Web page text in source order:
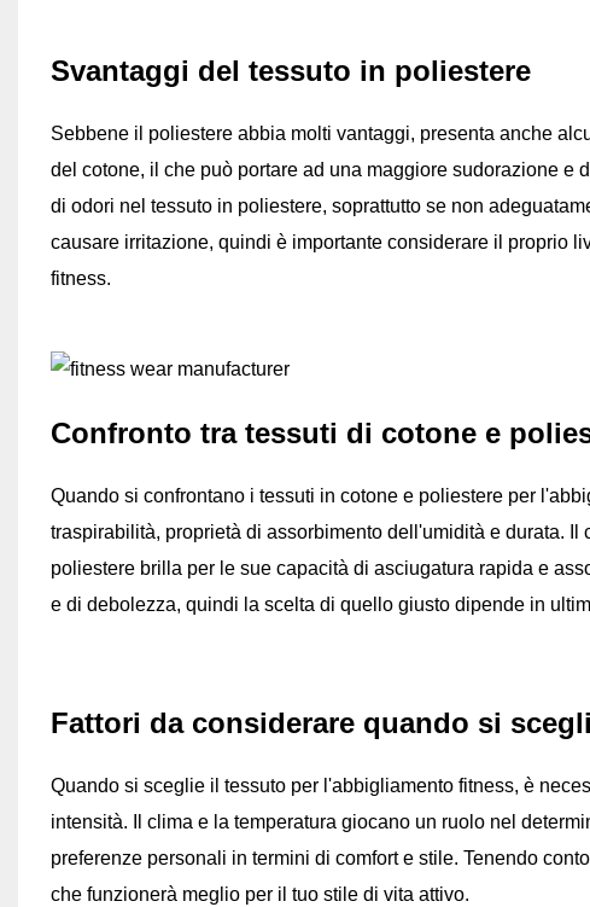
Svantaggi del tessuto in poliestere
Sebbene il poliestere abbia molti vantaggi, presenta anche
del cotone, il che può portare ad una maggiore sudorazione
di odori nel tessuto in poliestere, soprattutto se non
causare irritazione, quindi è importante considerare il proprio
fitness.
Confronto tra tessuti di cotone e
Quando si confrontano i tessuti in cotone e poliestere per
traspirabilità, proprietà di assorbimento dell'umidità e durata.
poliestere brilla per le sue capacità di asciugatura rapida e
e di debolezza, quindi la scelta di quello giusto dipende in
Fattori da considerare quando si
Quando si sceglie il tessuto per l'abbigliamento fitness, è
intensità. Il clima e la temperatura giocano un ruolo nel
preferenze personali in termini di comfort e stile. Tenendo
che funzionerà meglio per il tuo stile di vita attivo.